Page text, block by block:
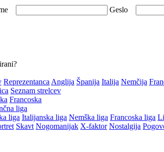
Geslo
Reprezentanca Anglija Španija Italija Nemčija
Seznam strelcev
Francoska
liga
liga Italijanska liga Nemška liga Francoska liga
Skavt Nogomanijak X-faktor Nostalgija